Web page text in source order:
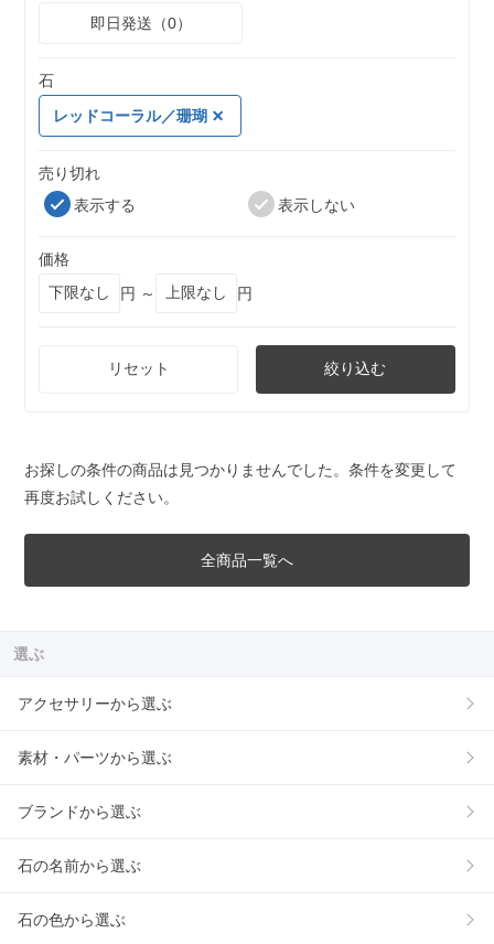
即日発送（0）
石
レッドコーラル／珊瑚
売り切れ
表示する
表示しない
価格
円 ～
円
リセット 絞り込む
お探しの条件の商品は見つかりませんでした。条件を変更して
再度お試しください。
全商品一覧へ
選ぶ
アクセサリーから選ぶ
素材・パーツから選ぶ
ブランドから選ぶ
石の名前から選ぶ
石の色から選ぶ